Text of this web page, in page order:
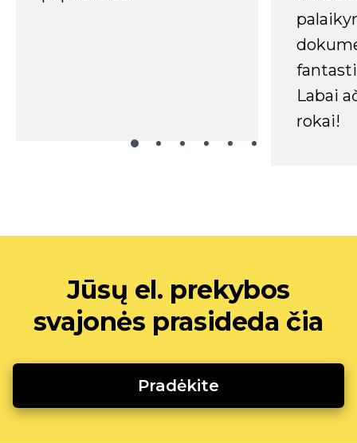
Labai
rokai!
Jūsų el. prekybos
svajonės prasideda čia
Pradėkite